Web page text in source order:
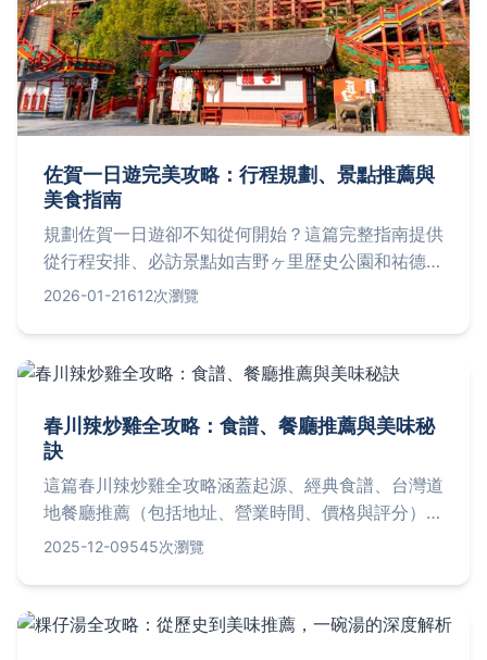
佐賀一日遊完美攻略：行程規劃、景點推薦與
美食指南
規劃佐賀一日遊卻不知從何開始？這篇完整指南提供
從行程安排、必訪景點如吉野ヶ里歴史公園和祐德稻
荷神社，到美食體驗如佐賀牛的詳細建議。並分享交
一日遊，深度探索佐賀的文化與自然魅力。
2026-01-21612次瀏覽
春川辣炒雞全攻略：食譜、餐廳推薦與美味秘
訣
這篇春川辣炒雞全攻略涵蓋起源、經典食譜、台灣道
地餐廳推薦（包括地址、營業時間、價格與評分），
以及常見問題解答。從家庭自製到外食選擇，提供實
個人經驗與小貼士，避免踩雷，滿足所有搜索需求。
2025-12-09545次瀏覽